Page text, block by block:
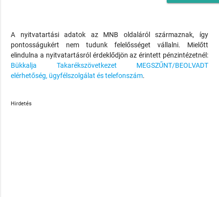
A nyitvatartási adatok az MNB oldaláról származnak, így
pontosságukért nem tudunk felelősséget vállalni. Mielőtt
elindulna a nyitvatartásról érdeklődjön az érintett pénzintézetnél:
Bükkalja Takarékszövetkezet MEGSZŰNT/BEOLVADT
elérhetőség, ügyfélszolgálat és telefonszám.
Hirdetés